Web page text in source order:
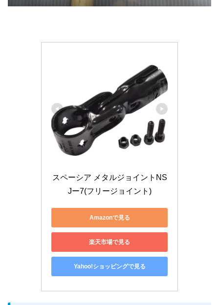
スペーシア メタルジョイントNS
Jー7(フリージョイント)
Amazonで見る
楽天市場で見る
Yahoo!ショッピングで見る